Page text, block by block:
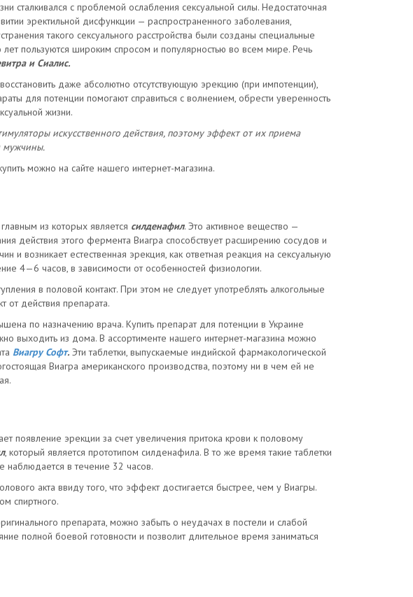
сталкивался с проблемой ослабления сексуальной силы. Недостаточная
эректильной дисфункции — распространенного заболевания,
такого сексуального расстройства были созданы специальные
пользуются широким спросом и популярностью во всем мире. Речь
и Сиалис.
даже абсолютно отсутствующую эрекцию (при импотенции),
для потенции помогают справиться с волнением, обрести уверенность
жизни.
искусственного действия, поэтому эффект от их приема
мужчины.
можно на сайте нашего интернет-магазина.
из которых является силденафил. Это активное вещество —
действия этого фермента Виагра способствует расширению сосудов и
возникает естественная эрекция, как ответная реакция на сексуальную
4—6 часов, в зависимости от особенностей физиологии.
в половой контакт. При этом не следует употреблять алкогольные
от действия препарата.
по назначению врача. Купить препарат для потенции в Украине
выходить из дома. В ассортименте нашего интернет-магазина можно
Виагру Софт.Эти таблетки, выпускаемые индийской фармакологической
Виагра американского производства, поэтому ни в чем ей не
появление эрекции за счет увеличения притока крови к половому
, который является прототипом силденафила. В то же время такие таблетки
наблюдается в течение 32 часов.
акта ввиду того, что эффект достигается быстрее, чем у Виагры.
спиртного.
препарата, можно забыть о неудачах в постели и слабой
полной боевой готовности и позволит длительное время заниматься